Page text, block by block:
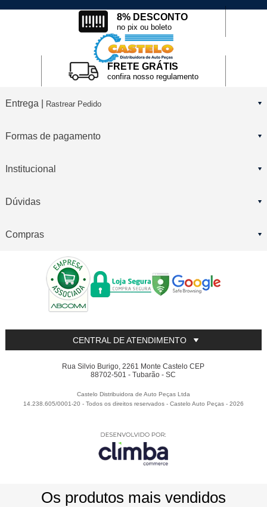
8% DESCONTO
no pix ou boleto
FRETE GRÁTIS
confira nosso regulamento
Entrega | Rastrear Pedido
Formas de pagamento
Institucional
Dúvidas
Compras
CENTRAL DE ATENDIMENTO
Rua Silvio Burigo, 2261 Monte Castelo CEP
88702-501 - Tubarão - SC
Castelo Distribuidora de Auto Peças Ltda
14.238.605/0001-20 - Todos os direitos reservados -Castelo Auto Peças -2026